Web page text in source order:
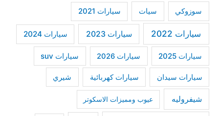
سوزوكي سيات سيارات 2021
سيارات 2022 سيارات 2023 سيارات 2024
سيارات 2025 سيارات 2026 سيارات suv
سيارات سيدان سيارات كهربائية شيري
شيفروليه عيوب ومميزات الاسكوتر